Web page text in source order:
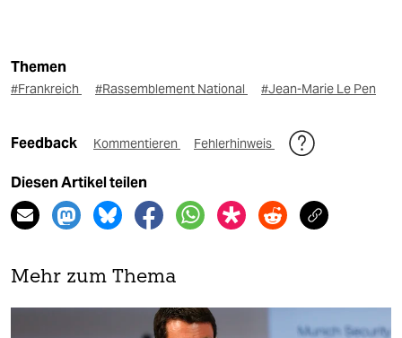
Themen
#Frankreich #Rassemblement National #Jean-Marie Le Pen
Feedback Kommentieren Fehlerhinweis
Diesen Artikel teilen
Mehr zum Thema